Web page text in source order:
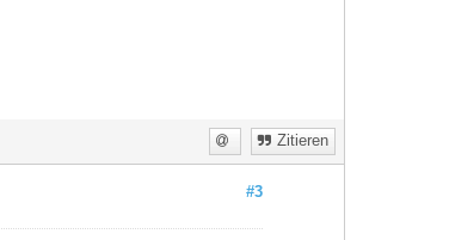
Zitieren
#3